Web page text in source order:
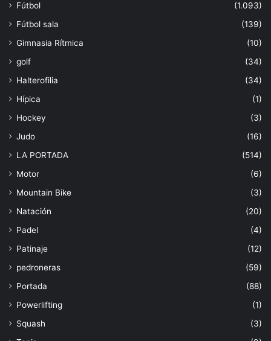
Fútbol
(1.093)
Fútbol sala
(139)
Gimnasia Rítmica
(10)
golf
(34)
Halterofilia
(34)
Hípica
(1)
Hockey
(3)
Judo
(16)
LA PORTADA
(514)
Motor
(6)
Mountain Bike
(3)
Natación
(20)
Padel
(4)
Patinaje
(12)
pedroneras
(59)
Portada
(88)
Powerlifting
(1)
Squash
(3)